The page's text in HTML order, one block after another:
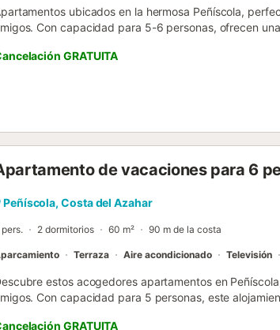
ubicados en la hermosa Peñíscola,
Con capacidad para 5-6 personas, ofrecen
individuales, además de un sofá cama,
huéspedes. Dispone de un baño completo con
calefacción por bomba de calor para garantizar tu
antiguo están a unos 3.5 km, ofreciendo fácil
de apartamentos disponibles....
GRATUITA
de vacaciones para 6
Peñíscola, Costa del Azahar
2 dormitorios 60 m² 90 m de la costa
Terraza Aire acondicionado Televisión
estos acogedores apartamentos en
Con capacidad para 5 personas, este
GRATUITA